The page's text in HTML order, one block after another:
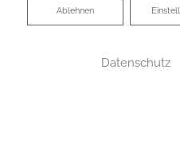
Ablehnen
Ablehnen
Datenschutz